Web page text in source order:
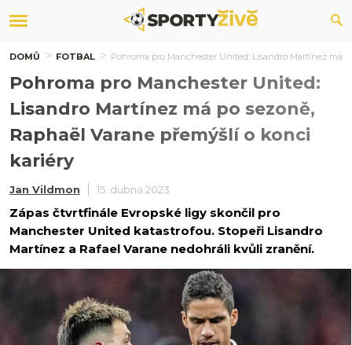
DOMŮ FOTBAL Pohroma pro Manchester United: Lisandro Martínez má
Pohroma pro Manchester United:
Lisandro Martínez má po sezoně,
Raphaël Varane přemýšlí o konci
kariéry
Jan Vildmon 15. dubna 2023
Zápas čtvrtfinále Evropské ligy skončil pro
Manchester United katastrofou. Stopeři Lisandro
Martínez a Rafael Varane nedohráli kvůli zranění.